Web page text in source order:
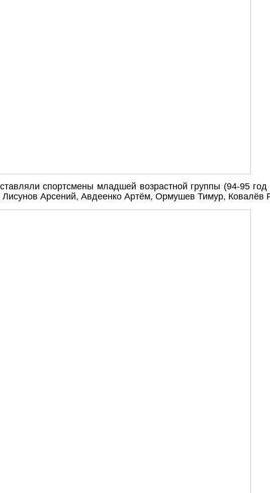
спортсмены младшей возрастной группы (94-95 год
Лисунов Арсений, Авдеенко Артём, Ормушев Тимур, Ковалёв